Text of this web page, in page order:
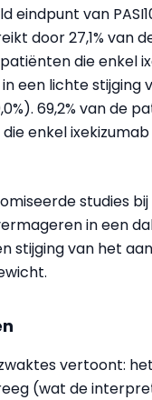
eindpunt van
door 27,1% van
die enkel
een lichte stijging
69,2% van de
enkel ixekizumab
studies
in een
stijging van het
vertoont:
(wat de